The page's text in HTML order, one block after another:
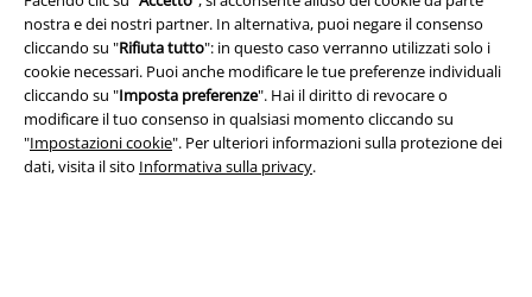
nostra e dei nostri partner. In alternativa, puoi negare il consenso
cliccando su "Rifiuta tutto": in questo caso verranno utilizzati solo i
cookie necessari. Puoi anche modificare le tue preferenze individuali
cliccando su "Imposta preferenze". Hai il diritto di revocare o
modificare il tuo consenso in qualsiasi momento cliccando su
"Impostazioni cookie". Per ulteriori informazioni sulla protezione dei
dati, visita il sito Informativa sulla privacy.